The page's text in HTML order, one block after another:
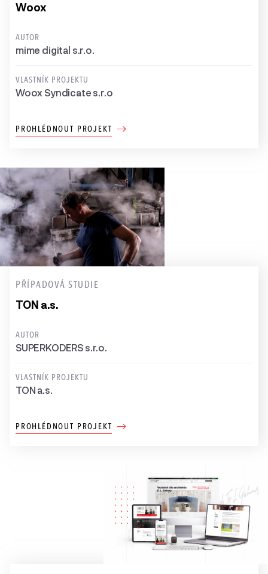
Woox
AUTOR
mime digital s.r.o.
VLASTNÍK PROJEKTU
Woox Syndicate s.r.o
PROHLÉDNOUT PROJEKT
PŘÍPADOVÁ STUDIE
TON a.s.
AUTOR
SUPERKODERS s.r.o.
VLASTNÍK PROJEKTU
TON a.s.
PROHLÉDNOUT PROJEKT